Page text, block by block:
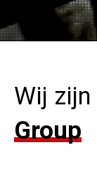
Wij zijn
Group